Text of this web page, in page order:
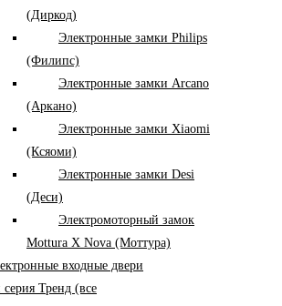
(Диркод)
Электронные замки Philips
(Филипс)
Электронные замки Arcano
(Аркано)
Электронные замки Xiaomi
(Ксяоми)
Электронные замки Desi
(Деси)
Электромоторный замок
Mottura X Nova (Моттура)
входные двери
Тренд (все